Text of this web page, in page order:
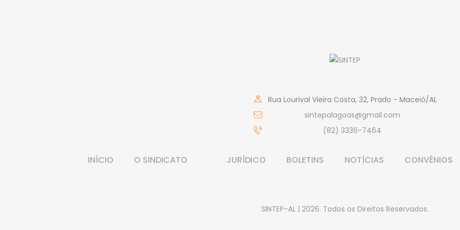
Rua Lourival Vieira Costa, 32, Prado - Maceió/AL
sintepalagoas@gmail.com
(82) 3336-7464
INÍCIO O SINDICATO JURÍDICO BOLETINS NOTÍCIAS CONVÊNIOS
SINTEP-AL | 2026. Todos os Direitos Reservados.